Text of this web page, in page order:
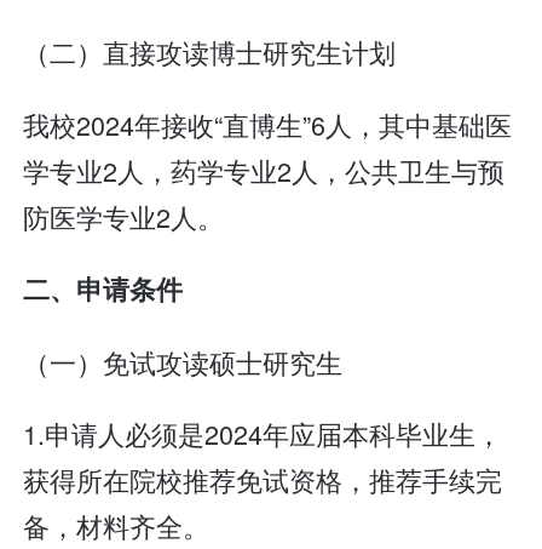
（二）直接攻读博士研究生计划
我校2024年接收“直博生”6人，其中基础医
学专业2人，药学专业2人，公共卫生与预
防医学专业2人。
二、申请条件
（一）免试攻读硕士研究生
1.申请人必须是2024年应届本科毕业生，
获得所在院校推荐免试资格，推荐手续完
备，材料齐全。